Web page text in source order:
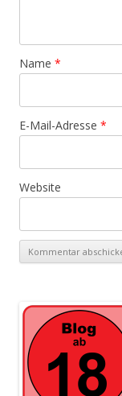
Name *
E-Mail-Adresse *
Website